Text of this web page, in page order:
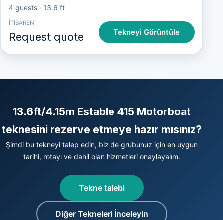
4 guests· 13.6 ft
İTIBAREN
Request quote Tekneyi Görüntüle
13.6ft/4.15m Estable 415 Motorboat
teknesini rezerve etmeye hazır mısınız?
Şimdi bu tekneyi talep edin, biz de grubunuz için en uygun
tarihi, rotayı ve dahil olan hizmetleri onaylayalım.
Tekne talebi
Diğer Tekneleri İnceleyin